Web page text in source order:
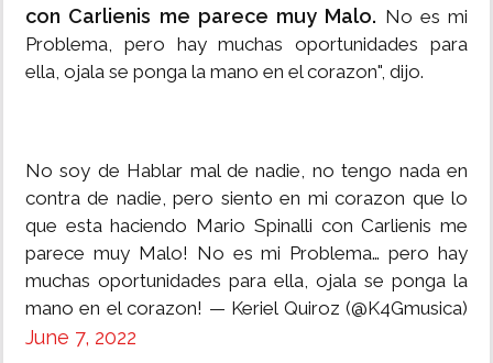
con Carlienis me parece muy Malo. No es mi
Problema, pero hay muchas oportunidades para
ella, ojala se ponga la mano en el corazon", dijo.
No soy de Hablar mal de nadie, no tengo nada en
contra de nadie, pero siento en mi corazon que lo
que esta haciendo Mario Spinalli con Carlienis me
parece muy Malo! No es mi Problema… pero hay
muchas oportunidades para ella, ojala se ponga la
mano en el corazon! — Keriel Quiroz (@K4Gmusica)
June 7, 2022